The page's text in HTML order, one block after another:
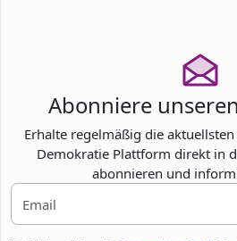
Abonniere
Erhalte regelmäßig die
Demokratie Plattform direkt in
abonnieren und